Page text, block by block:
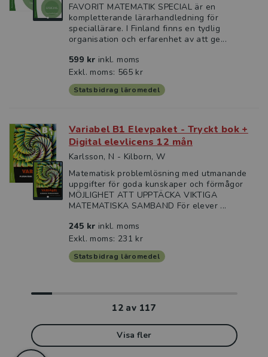
FAVORIT MATEMATIK SPECIAL är en
kompletterande lärarhandledning för
speciallärare. I Finland finns en tydlig
organisation och erfarenhet av att ge...
599 kr inkl. moms
Exkl. moms: 565 kr
Statsbidrag läromedel
Variabel B1 Elevpaket - Tryckt bok +
Digital elevlicens 12 mån
Karlsson, N - Kilborn, W
Matematisk problemlösning med utmanande
uppgifter för goda kunskaper och förmågor
MÖJLIGHET ATT UPPTÄCKA VIKTIGA
MATEMATISKA SAMBAND För elever ...
245 kr inkl. moms
Exkl. moms: 231 kr
Statsbidrag läromedel
12 av 117
Visa fler